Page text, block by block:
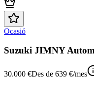
Ocasió
Suzuki JIMNY
30.000 €Des de 639 €/mes